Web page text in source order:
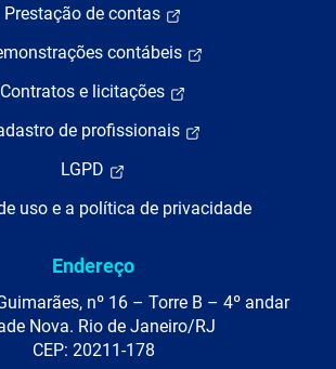
Prestação de contas
contábeis
Contratos e licitações
de profissionais
LGPD
uso e a política de privacidade
Endereço
nº 16 – Torre B – 4º andar
Nova. Rio de Janeiro/RJ
CEP: 20211-178